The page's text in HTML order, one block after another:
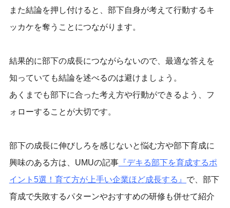
また結論を押し付けると、部下自身が考えて行動するキ
ッカケを奪うことにつながります。
結果的に部下の成長につながらないので、最適な答えを
知っていても結論を述べるのは避けましょう。
あくまでも部下に合った考え方や行動ができるよう、フ
ォローすることが大切です。
部下の成長に伸びしろを感じないと悩む方や部下育成に
興味のある方は、UMUの記事『デキる部下を育成するポ
イント5選！育て方が上手い企業ほど成長する 』 で、部下
育成で失敗するパターンやおすすめの研修も併せて紹介